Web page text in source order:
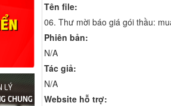
Tên file:
06. Thư mời báo giá gói thầu:
Phiên bản:
N/A
Tác giả:
N/A
Website hỗ trợ: